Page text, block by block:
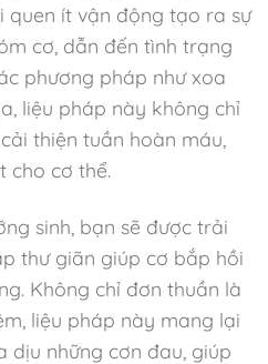
quen ít vận động tạo ra sự
cơ, dẫn đến tình trạng
phương pháp như xoa
liệu pháp này không chỉ
thiện tuần hoàn máu,
cho cơ thể.
sinh, bạn sẽ được trải
thư giãn giúp cơ bắp hồi
Không chỉ đơn thuần là
liệu pháp này mang lại
dịu những cơn đau, giúp